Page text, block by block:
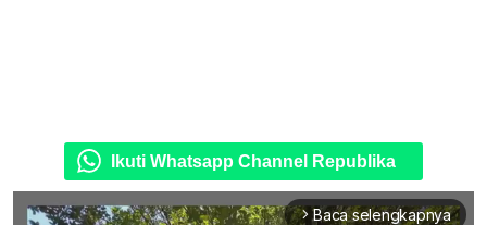
Ikuti Whatsapp Channel Republika
arrow_forward_ios Baca selengkapnya